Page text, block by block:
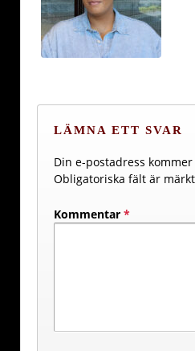
LÄMNA ETT SVAR
Din e-postadress
Obligatoriska fält är
Kommentar *